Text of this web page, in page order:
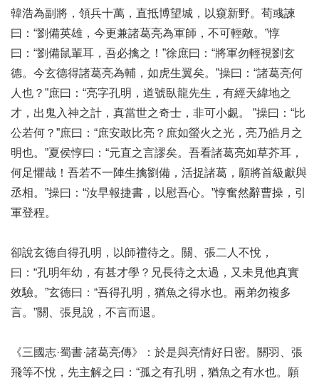
韓浩為副將，領兵十萬，直抵博望城，以窺新野。荀彧諫
曰：“劉備英雄，今更兼諸葛亮為軍師，不可輕敵。”惇
曰：“劉備鼠輩耳，吾必擒之！”徐庶曰：“將軍勿輕視劉玄
德。今玄德得諸葛亮為輔，如虎生翼矣。”操曰：“諸葛亮何
人也？”庶曰：“亮字孔明，道號臥龍先生，有經天緯地之
才，出鬼入神之計，真當世之奇士，非可小覷。 ”操曰：“比
公若何？”庶曰：“庶安敢比亮？庶如螢火之光，亮乃皓月之
明也。”夏侯惇曰：“元直之言謬矣。吾看諸葛亮如草芥耳，
何足懼哉！吾若不一陣生擒劉備，活捉諸葛，願將首級獻與
丞相。”操曰：“汝早報捷書，以慰吾心。”惇奮然辭曹操，引
軍登程。
卻說玄德自得孔明，以師禮待之。關、張二人不悅，
曰：“孔明年幼，有甚才學？兄長待之太過，又未見他真實
效驗。”玄德曰：“吾得孔明，猶魚之得水也。兩弟勿複多
言。”關、張見說，不言而退。
《三國志·蜀書·諸葛亮傳》：於是與亮情好日密。關羽、張
飛等不悅，先主解之曰：“孤之有孔明，猶魚之有水也。願